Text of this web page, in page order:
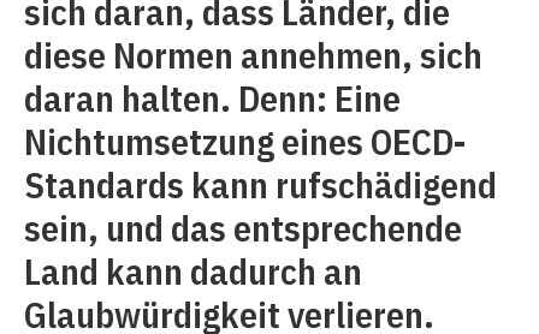
sich daran, dass Länder, die
diese Normen annehmen, sich
daran halten. Denn: Eine
Nichtumsetzung eines OECD-
Standards kann rufschädigend
sein, und das entsprechende
Land kann dadurch an
Glaubwürdigkeit verlieren.